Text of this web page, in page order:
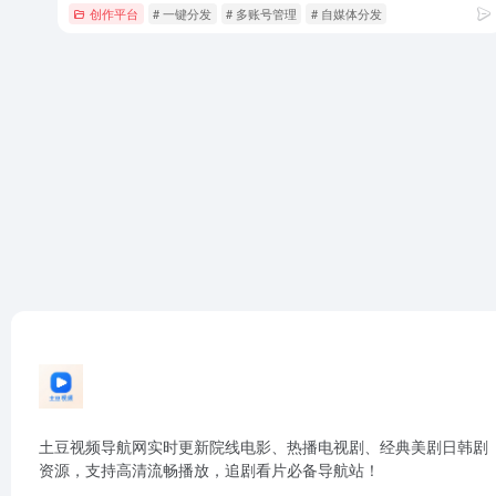
创作平台 # 一键分发 # 多账号管理 # 自媒体分发
土豆视频导航网实时更新院线电影、热播电视剧、经典美剧日韩剧
资源，支持高清流畅播放，追剧看片必备导航站！